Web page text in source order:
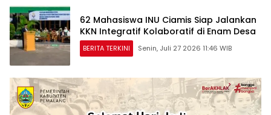
62 Mahasiswa INU Ciamis Siap Jalankan
KKN Integratif Kolaboratif di Enam Desa
BERITA TERKINI Senin, Juli 27 2026 11:46 WIB